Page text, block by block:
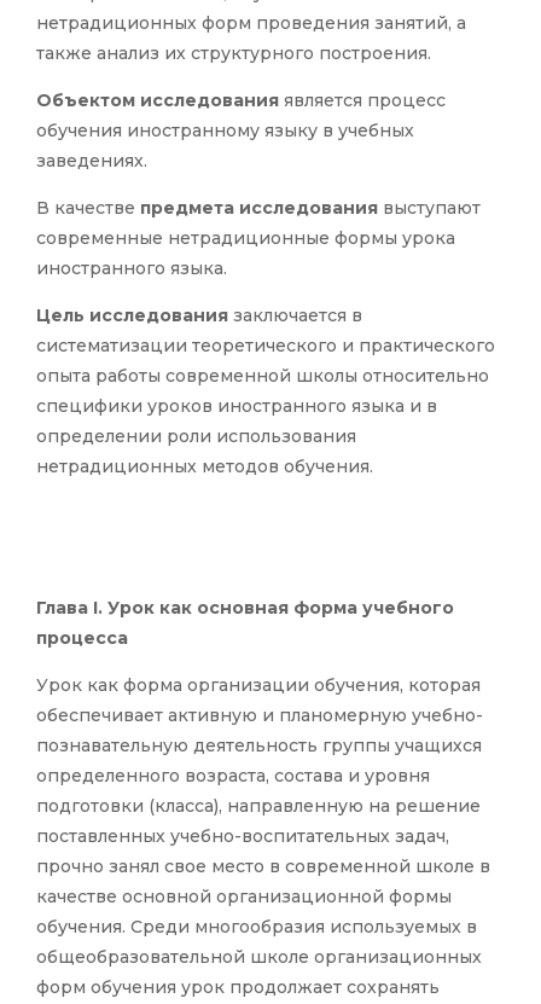
нетрадиционных форм проведения занятий, а
также анализ их структурного построения.
Объектом исследования является процесс
обучения иностранному языку в учебных
заведениях.
В качестве предмета исследования выступают
современные нетрадиционные формы урока
иностранного языка.
Цель исследования заключается в
систематизации теоретического и практического
опыта работы современной школы относительно
специфики уроков иностранного языка и в
определении роли использования
нетрадиционных методов обучения.
Глава I. Урок как основная форма учебного
процесса
Урок как форма организации обучения, которая
обеспечивает активную и планомерную учебно-
познавательную деятельность группы учащихся
определенного возраста, состава и уровня
подготовки (класса), направленную на решение
поставленных учебно-воспитательных задач,
прочно занял свое место в современной школе в
качестве основной организационной формы
обучения. Среди многообразия используемых в
общеобразовательной школе организационных
форм обучения урок продолжает сохранять